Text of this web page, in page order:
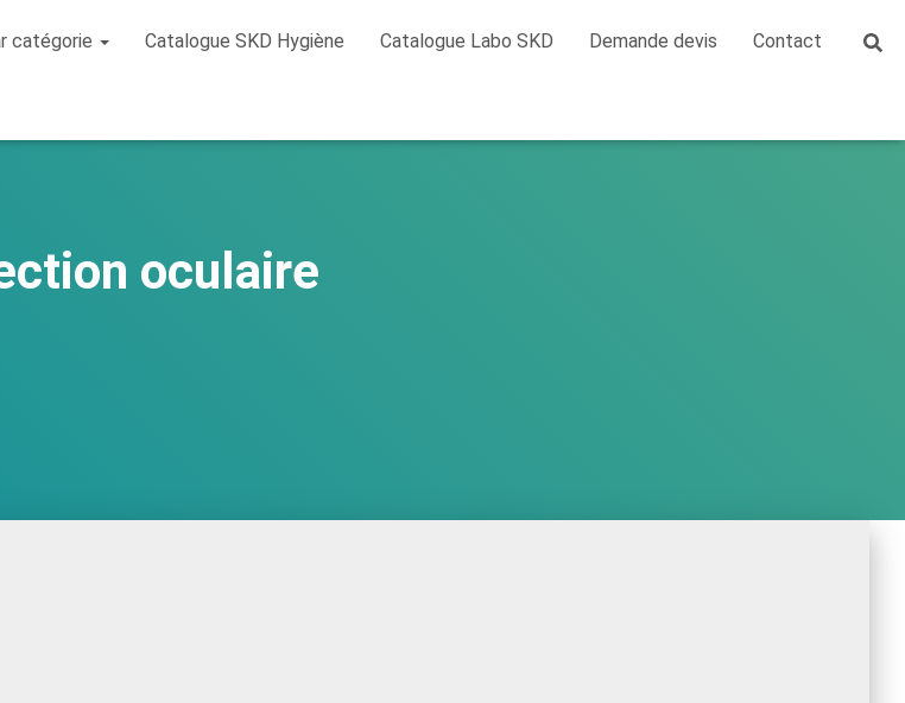
catégorie Catalogue SKD Hygiène Catalogue Labo SKD Demande devis Contact
oculaire